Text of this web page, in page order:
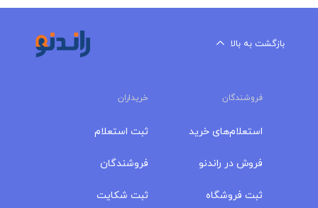
بازگشت به بالا
فروشندگان خریداران
استعلام‌های خرید
فروش در راندنو
ثبت فروشگاه
ثبت استعلام
فروشندگان
ثبت شکایت